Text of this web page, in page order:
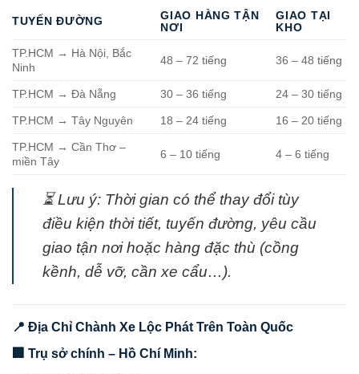
TUYẾN ĐƯỜNG
GIAO HÀNG TẬN
NƠI
GIAO TẠI
KHO
TP.HCM → Hà Nội, Bắc
Ninh
48 – 72 tiếng 36 – 48 tiếng
TP.HCM → Đà Nẵng 30 – 36 tiếng 24 – 30 tiếng
TP.HCM → Tây Nguyên 18 – 24 tiếng 16 – 20 tiếng
TP.HCM → Cần Thơ –
miền Tây
6 – 10 tiếng 4 – 6 tiếng
⏳ Lưu ý: Thời gian có thể thay đổi tùy
điều kiện thời tiết, tuyến đường, yêu cầu
giao tận nơi hoặc hàng đặc thù (cồng
kềnh, dễ vỡ, cần xe cẩu…).
📍 Địa Chỉ Chành Xe Lộc Phát Trên Toàn Quốc
🏢 Trụ sở chính – Hồ Chí Minh: